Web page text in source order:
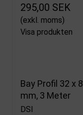
295,00 SEK
(exkl. moms)
Visa produkten
Bay Profil 32 x 8
mm, 3 Meter
DSI